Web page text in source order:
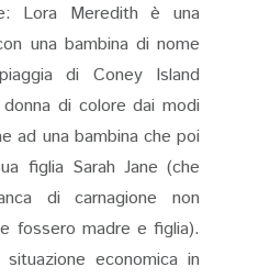
Lora Meredith è una
una bambina di nome
di Coney Island
di colore dai modi
ad una bambina che poi
figlia Sarah Jane (che
di carnagione non
fossero madre e figlia).
economica in